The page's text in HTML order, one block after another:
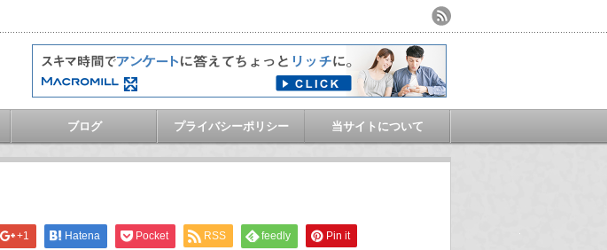
ブログ プライバシーポリシー 当サイトについて
+1 Hatena Pocket RSS feedly Pin it